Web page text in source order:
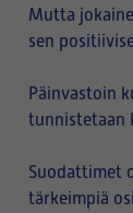
Mutta
sen
Päinvastoin
tunnistetaan
Suodattimet
tärkeimpiä